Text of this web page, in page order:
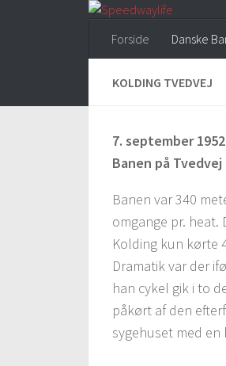
Forside
Danske
KOLDING TVEDVEJ
7. september 1952
Banen på
Banen var 340
omgange pr.
Kolding kun kørte
Dramatik var der
han cykel gik i to
påkørt af den
sygehuset med